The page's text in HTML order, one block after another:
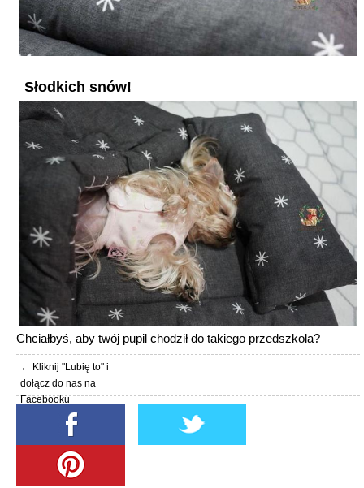
Słodkich snów!
Chciałbyś, aby twój pupil chodził do takiego przedszkola?
← Kliknij "Lubię to" i
dołącz do nas na
Facebooku